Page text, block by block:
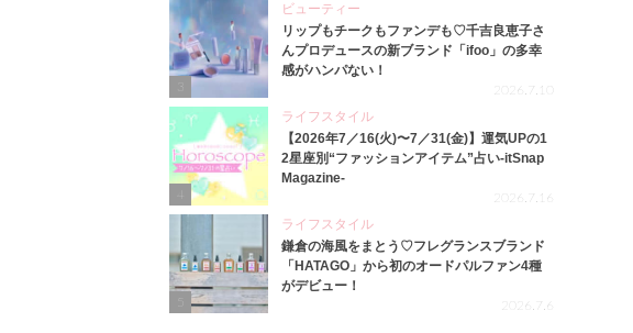
3
ビューティー
リップもチークもファンデも♡千吉良恵子さ
んプロデュースの新ブランド「ifoo」の多幸
感がハンパない！
2026.7.10
4
ライフスタイル
【2026年7／16(火)〜7／31(金)】運気UPの1
2星座別“ファッションアイテム”占い-itSnap
Magazine-
2026.7.16
ライフスタイル
鎌倉の海風をまとう♡フレグランスブランド
「HATAGO」から初のオードパルファン4種
がデビュー！
2026.7.6